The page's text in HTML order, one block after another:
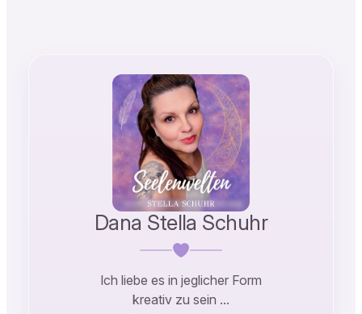
Dana Stella Schuhr
Ich liebe es in jeglicher Form
kreativ zu sein …